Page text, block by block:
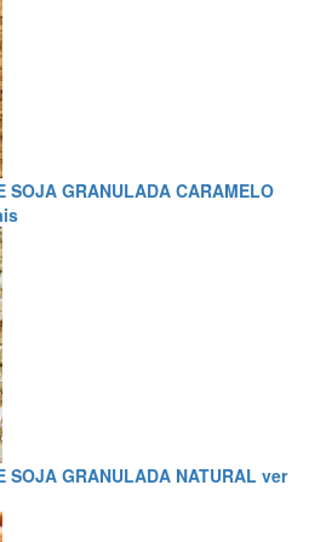
SOJA GRANULADA CARAMELO
SOJA GRANULADA NATURAL ver